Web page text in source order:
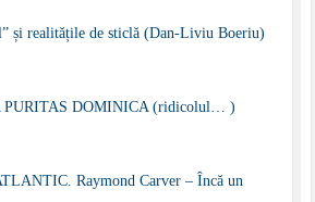
și realitățile de sticlă (Dan-Liviu Boeriu)
PURITAS DOMINICA (ridicolul… )
Raymond Carver – Încă un